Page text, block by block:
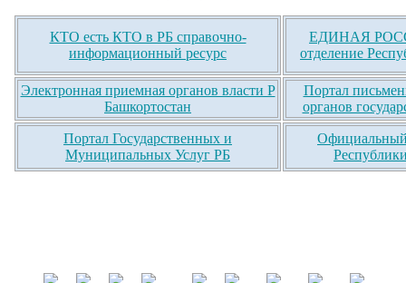
КТО есть КТО в РБ справочно-
информационный ресурс
ЕДИНАЯ
отделение
Электронная приемная органов власти Р
Башкортостан
Портал
органов
Портал Государственных и
Муниципальных Услуг РБ
Официальный